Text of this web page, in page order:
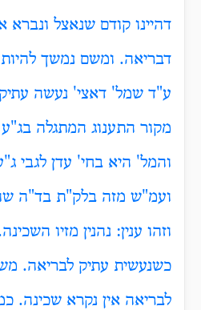
דהיינו קודם שנאצל
דבריאה. ומשם נמשך
ע"ד שמל' דאצי' נעשה עתיק
מקור התענוג המתגלה
והמל' היא בחי' עדן לגבי
ועמ"ש מזה בלק"ת בד"ה
וזהו ענין: נהנין מזיו
כשנעשית עתיק לבריאה.
לבריאה אין נקרא שכינה.